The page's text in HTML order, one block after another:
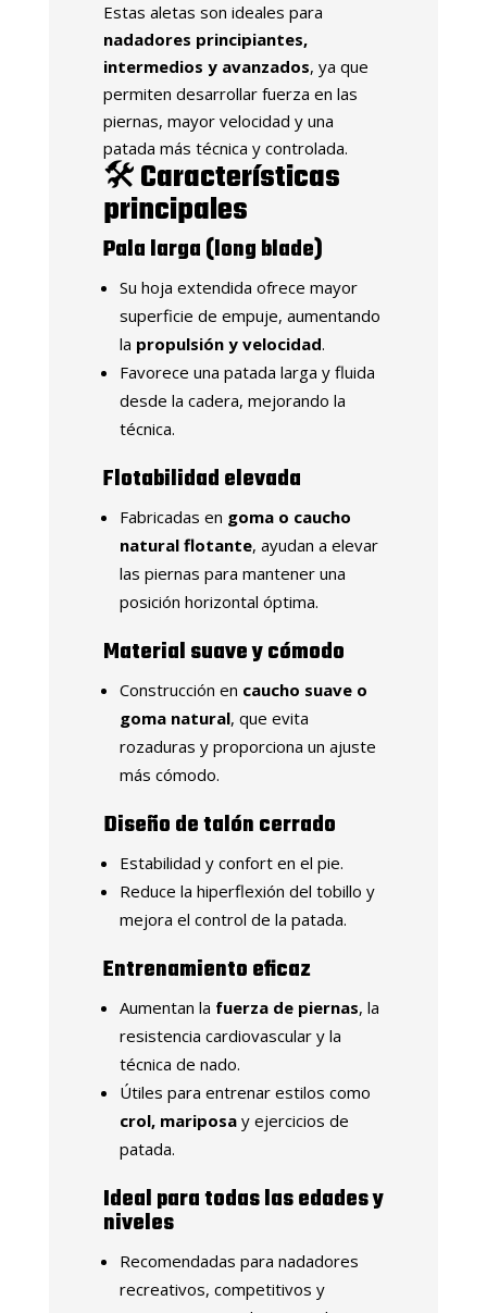
Estas aletas son ideales para
nadadores principiantes,
intermedios y avanzados, ya que
permiten desarrollar fuerza en las
piernas, mayor velocidad y una
patada más técnica y controlada.
🛠️Características
principales
Pala larga (long blade)
Su hoja extendida ofrece mayor
superficie de empuje, aumentando
la propulsión y velocidad.
Favorece una patada larga y fluida
desde la cadera, mejorando la
técnica.
Flotabilidad elevada
Fabricadas en goma o caucho
natural flotante, ayudan a elevar
las piernas para mantener una
posición horizontal óptima.
Material suave y cómodo
Construcción en caucho suave o
goma natural, que evita
rozaduras y proporciona un ajuste
más cómodo.
Diseño de talón cerrado
Estabilidad y confort en el pie.
Reduce la hiperflexión del tobillo y
mejora el control de la patada.
Entrenamiento eficaz
Aumentan la fuerza de piernas, la
resistencia cardiovascular y la
técnica de nado.
Útiles para entrenar estilos como
crol, mariposay ejercicios de
patada.
Ideal para todas las edades y
niveles
Recomendadas para nadadores
recreativos, competitivos y